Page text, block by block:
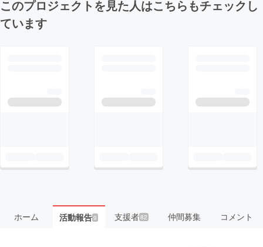
このプロジェクトを見た人はこちらもチェックし
ています
ホーム 活動報告9 支援者82 仲間募集 コメント